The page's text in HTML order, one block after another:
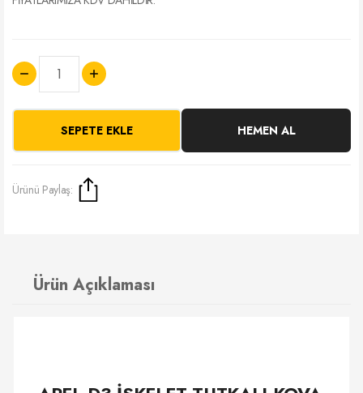
SEPETE EKLE HEMEN AL
Ürünü Paylaş:
Ürün Açıklaması